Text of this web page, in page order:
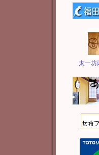
太一坊